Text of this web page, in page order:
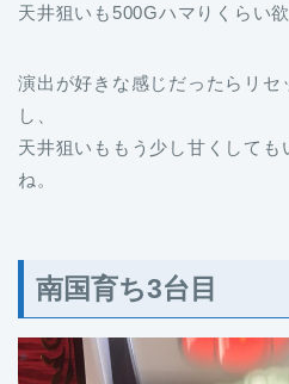
天井狙いも500Gハマりくらい
演出が好きな感じだったらリセ
し、
天井狙いももう少し甘くして
ね。
南国育ち3台目